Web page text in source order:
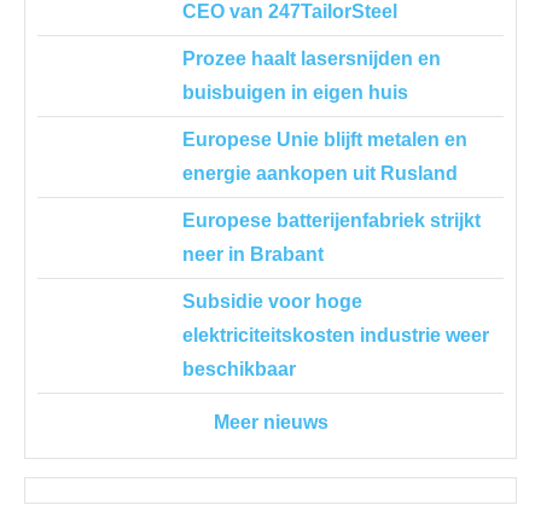
CEO van 247TailorSteel
Prozee haalt lasersnijden en
buisbuigen in eigen huis
Europese Unie blijft metalen en
energie aankopen uit Rusland
Europese batterijenfabriek strijkt
neer in Brabant
Subsidie voor hoge
elektriciteitskosten industrie weer
beschikbaar
Meer nieuws